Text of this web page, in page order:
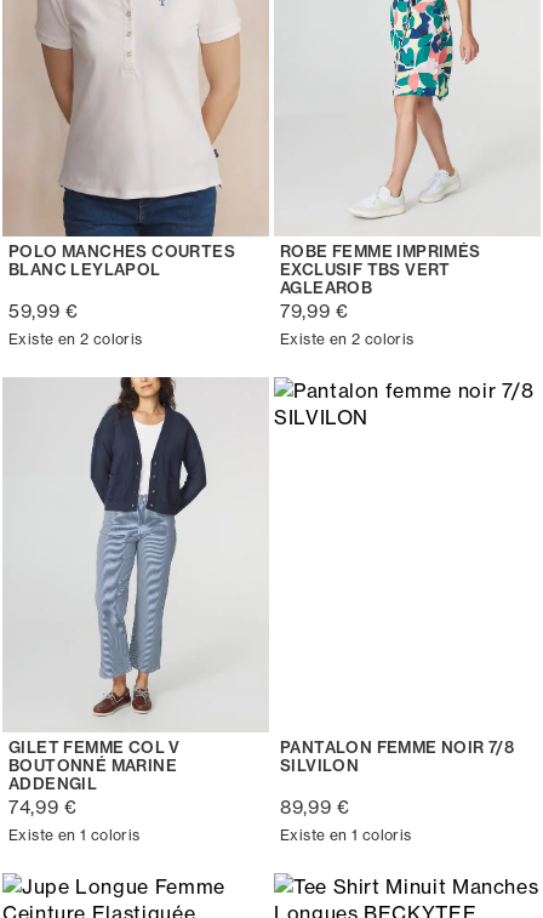
POLO MANCHES COURTES
BLANC LEYLAPOL
59,99 €
Existe en 2 coloris
ROBE FEMME IMPRIMÉS
EXCLUSIF TBS VERT
AGLEAROB
79,99 €
Existe en 2 coloris
GILET FEMME COL V
BOUTONNÉ MARINE
ADDENGIL
74,99 €
Existe en 1 coloris
PANTALON FEMME NOIR 7/8
SILVILON
89,99 €
Existe en 1 coloris